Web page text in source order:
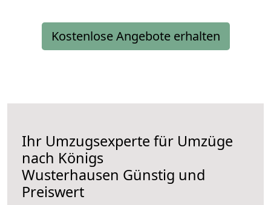
Kostenlose Angebote erhalten
Ihr Umzugsexperte für Umzüge
nach Königs
Wusterhausen Günstig und
Preiswert